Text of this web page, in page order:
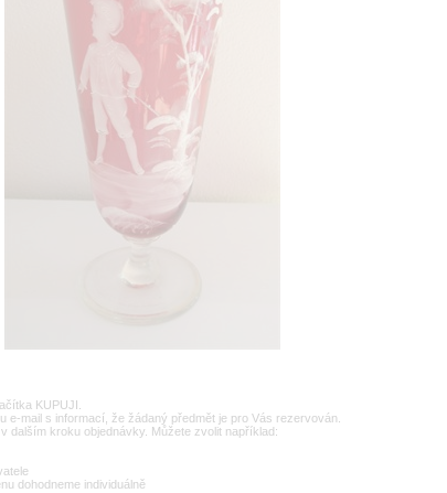
KUPUJI.
mail s informací, že žádaný předmět je pro Vás rezervován.
dalším kroku objednávky. Můžete zvolit například:
dohodneme individuálně